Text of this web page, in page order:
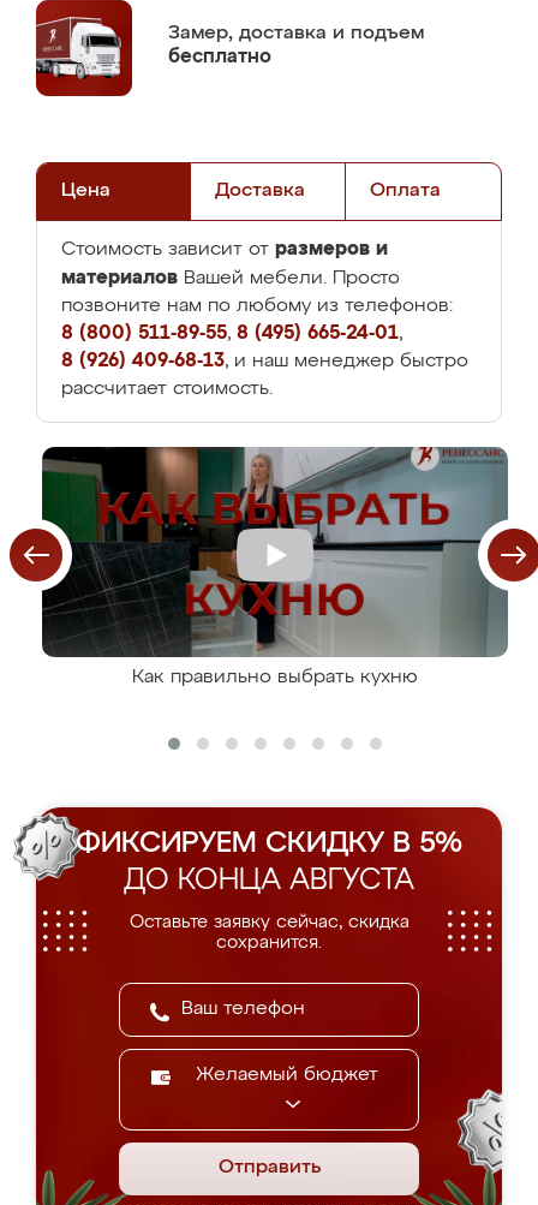
Замер, доставка и подъем
бесплатно
Цена Доставка Оплата
Стоимость зависит от размеров и
материалов Вашей мебели. Просто
позвоните нам по любому из телефонов:
8 (800) 511-89-55, 8 (495) 665-24-01,
8 (926) 409-68-13, и наш менеджер быстро
рассчитает стоимость.
Как правильно выбрать кухню
ФИКСИРУЕМ СКИДКУ В 5%
ДО КОНЦА АВГУСТА
Оставьте заявку сейчас, скидка
сохранится.
Желаемый бюджет
Отправить